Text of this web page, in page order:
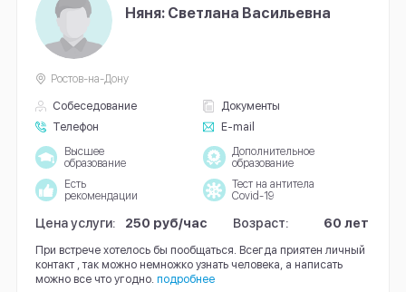
Няня: Светлана Васильевна
Собеседование
Документы
Телефон
E-mail
Ростов-на-Дону
Высшее
образование
Дополнительное
образование
Есть
рекомендации
Тест на антитела
Covid-19
Цена услуги: 250 руб/час Возраст: 60 лет
При встрече хотелось бы пообщаться. Всегда приятен личный
контакт , так можно немножко узнать человека, а написать
можно все что угодно. подробнее